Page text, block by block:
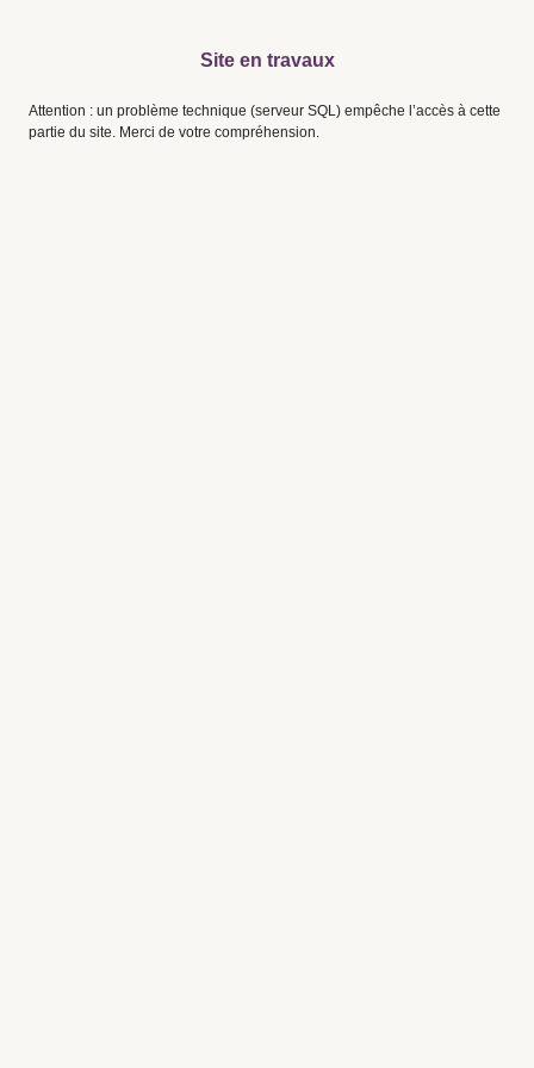
Site en travaux
Attention : un problème technique (serveur SQL) empêche l’accès à cette
partie du site. Merci de votre compréhension.